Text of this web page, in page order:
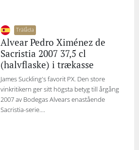
Trälåda
Alvear Pedro Ximénez de
Sacristia 2007 37,5 cl
(halvflaske) i trækasse
James Suckling's favorit PX. Den store
vinkritikern ger sitt högsta betyg till årgång
2007 av Bodegas Alvears enastående
Sacristia-serie....